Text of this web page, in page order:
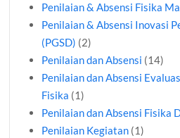
Penilaian & Absensi Fisika
Penilaian & Absensi Inovasi
(PGSD) (2)
Penilaian dan Absensi (14)
Penilaian dan Absensi
Fisika (1)
Penilaian dan Absensi Fisika
Penilaian Kegiatan (1)